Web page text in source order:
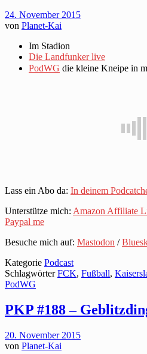
24. November 2015
von Planet-Kai
Im Stadion
Die Landfunker live
PodWG die kleine Kneipe in
Lass ein Abo da: In deinem
Unterstütze mich: Amazon Affiliate
Paypal me
Besuche mich auf: Mastodon /
Kategorie Podcast
SchlagwörterFCK, Fußball,
PodWG
PKP #188 –
20. November 2015
von Planet-Kai